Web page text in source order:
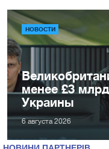
НОВОСТИ
менее £3
Украины
6 августа 2026